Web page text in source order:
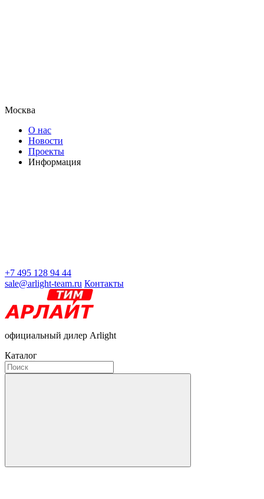
Москва
О нас
Новости
Проекты
Информация
+7 495 128 94 44
sale@arlight-team.ru Контакты
официальный дилер Arlight
Каталог